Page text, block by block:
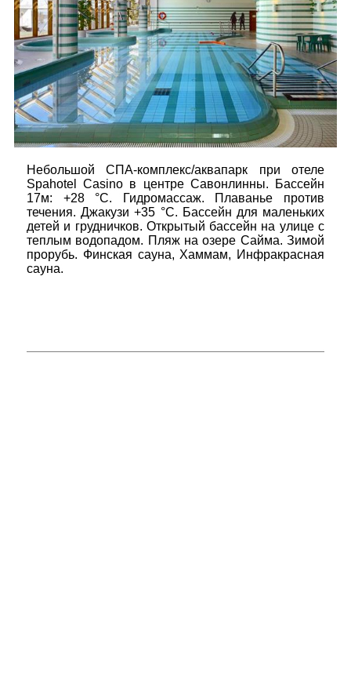
Небольшой СПА-комплекс/аквапарк при отеле
Spahotel Casino в центре Савонлинны. Бассейн
17м: +28 °C. Гидромассаж. Плаванье против
течения. Джакузи +35 °C. Бассейн для маленьких
детей и грудничков. Открытый бассейн на улице с
теплым водопадом. Пляж на озере Сайма. Зимой
прорубь. Финская сауна, Хаммам, Инфракрасная
сауна.